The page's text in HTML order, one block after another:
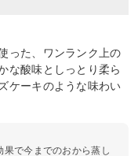
った、ワンランク上の
な酸味としっとり柔ら
ケーキのような味わい
果で今までのおから蒸し